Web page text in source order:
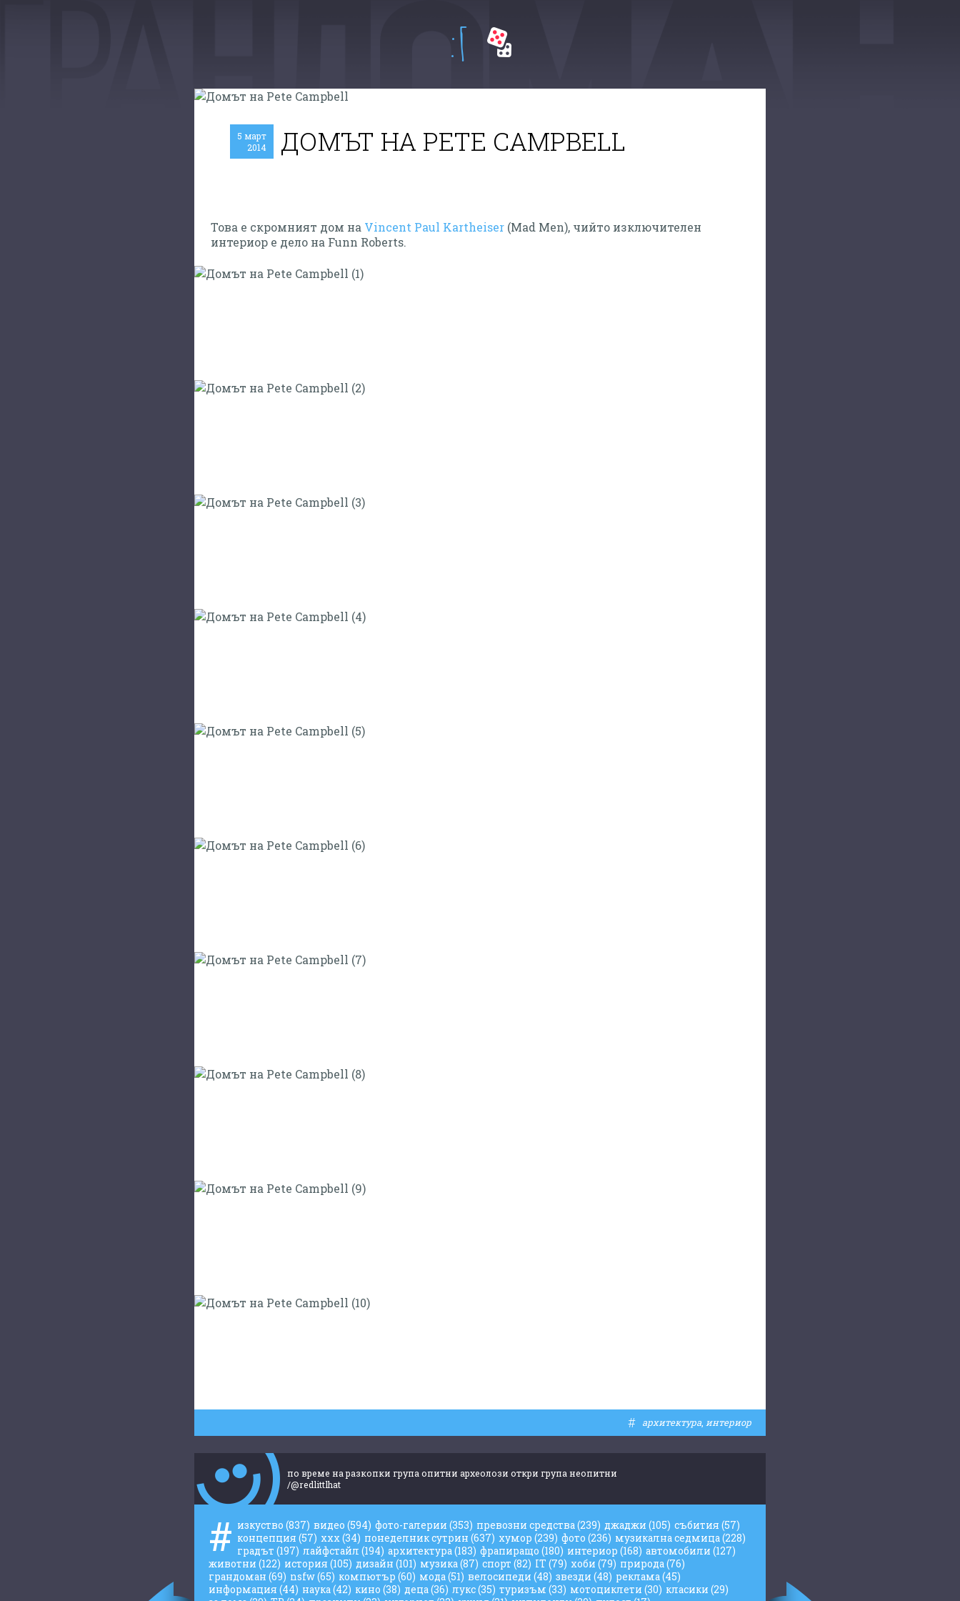
:Г
5 март
2014
ДОМЪТ НА PETE CAMPBELL
Това е скромният дом на Vincent Paul Kartheiser(Mad Men), чийто изключителен
интериор е дело на Funn Roberts.
# архитектура интериор
по време на разкопки група опитни археолози откри група неопитни
/@redlittlhat
# изкуство (837) видео (594) фото-галерии (353) превозни средства(239) джаджи (105) събития (57)
концепция (57) ххх(34) понеделник сутрин (637) хумор (239) фото (236) музикална седмица(228)
градът (197) лайфстайл (194) архитектура(183) фрапиращо (180) интериор (168) автомобили (127)
животни (122) история (105) дизайн (101) музика(87) спорт (82) IT (79) хоби (79) природа(76)
грандоман (69) nsfw(65) компютър (60) мода(51) велосипеди (48) звезди (48) реклама(45)
информация (44) наука(42) кино (38) деца(36) лукс(35) туризъм (33) мотоциклети (30) класики (29)